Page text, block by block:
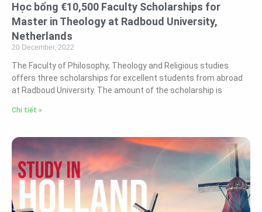
Học bổng €10,500 Faculty Scholarships for
Master in Theology at Radboud University,
Netherlands
20 December, 2022
The Faculty of Philosophy, Theology and Religious studies
offers three scholarships for excellent students from abroad
at Radboud University. The amount of the scholarship is
Chi tiết »